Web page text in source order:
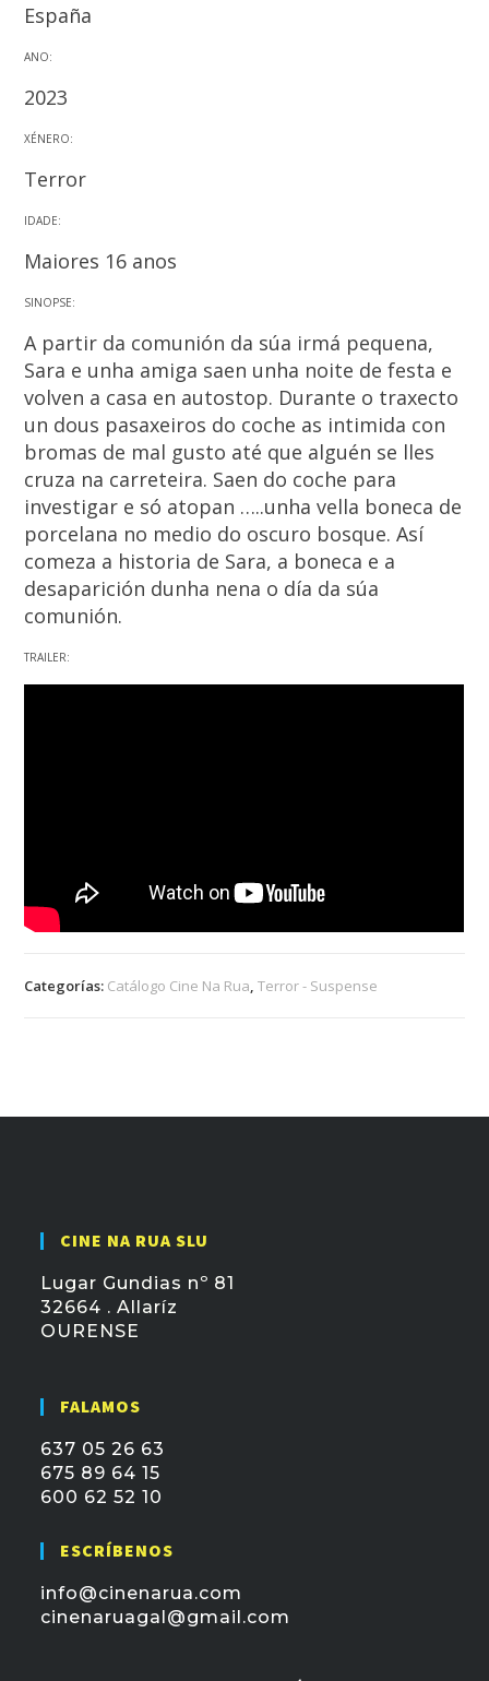
España
ANO:
2023
XÉNERO:
Terror
IDADE:
Maiores 16 anos
SINOPSE:
A partir da comunión da súa irmá pequena,
Sara e unha amiga saen unha noite de festa e
volven a casa en autostop. Durante o traxecto
un dous pasaxeiros do coche as intimida con
bromas de mal gusto até que alguén se lles
cruza na carreteira. Saen do coche para
investigar e só atopan …..unha vella boneca de
porcelana no medio do oscuro bosque. Así
comeza a historia de Sara, a boneca e a
desaparición dunha nena o día da súa
comunión.
TRAILER:
Categorías: Catálogo Cine Na Rua,Terror - Suspense
CINE NA RUA SLU
Lugar Gundias nº 81
32664 . Allaríz
OURENSE
FALAMOS
637 05 26 63
675 89 64 15
600 62 52 10
ESCRÍBENOS
info@cinenarua.com
cinenaruagal@gmail.com